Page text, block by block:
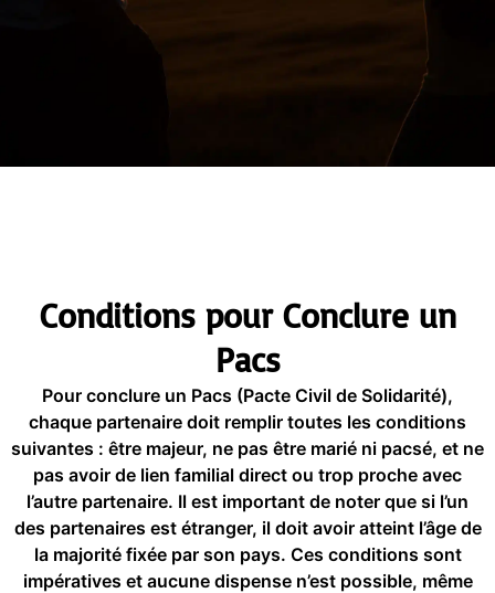
Conditions pour Conclure un
Pacs
Pour conclure un Pacs (Pacte Civil de Solidarité),
chaque partenaire doit remplir toutes les conditions
suivantes : être majeur, ne pas être marié ni pacsé, et ne
pas avoir de lien familial direct ou trop proche avec
l’autre partenaire. Il est important de noter que si l’un
des partenaires est étranger, il doit avoir atteint l’âge de
la majorité fixée par son pays. Ces conditions sont
impératives et aucune dispense n’est possible, même